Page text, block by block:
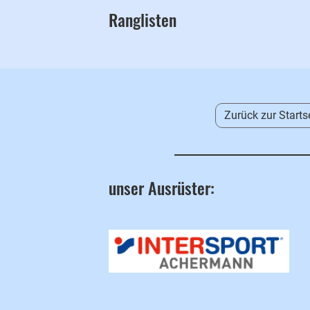
Ranglisten
Zurück zur
unser Ausrüster: